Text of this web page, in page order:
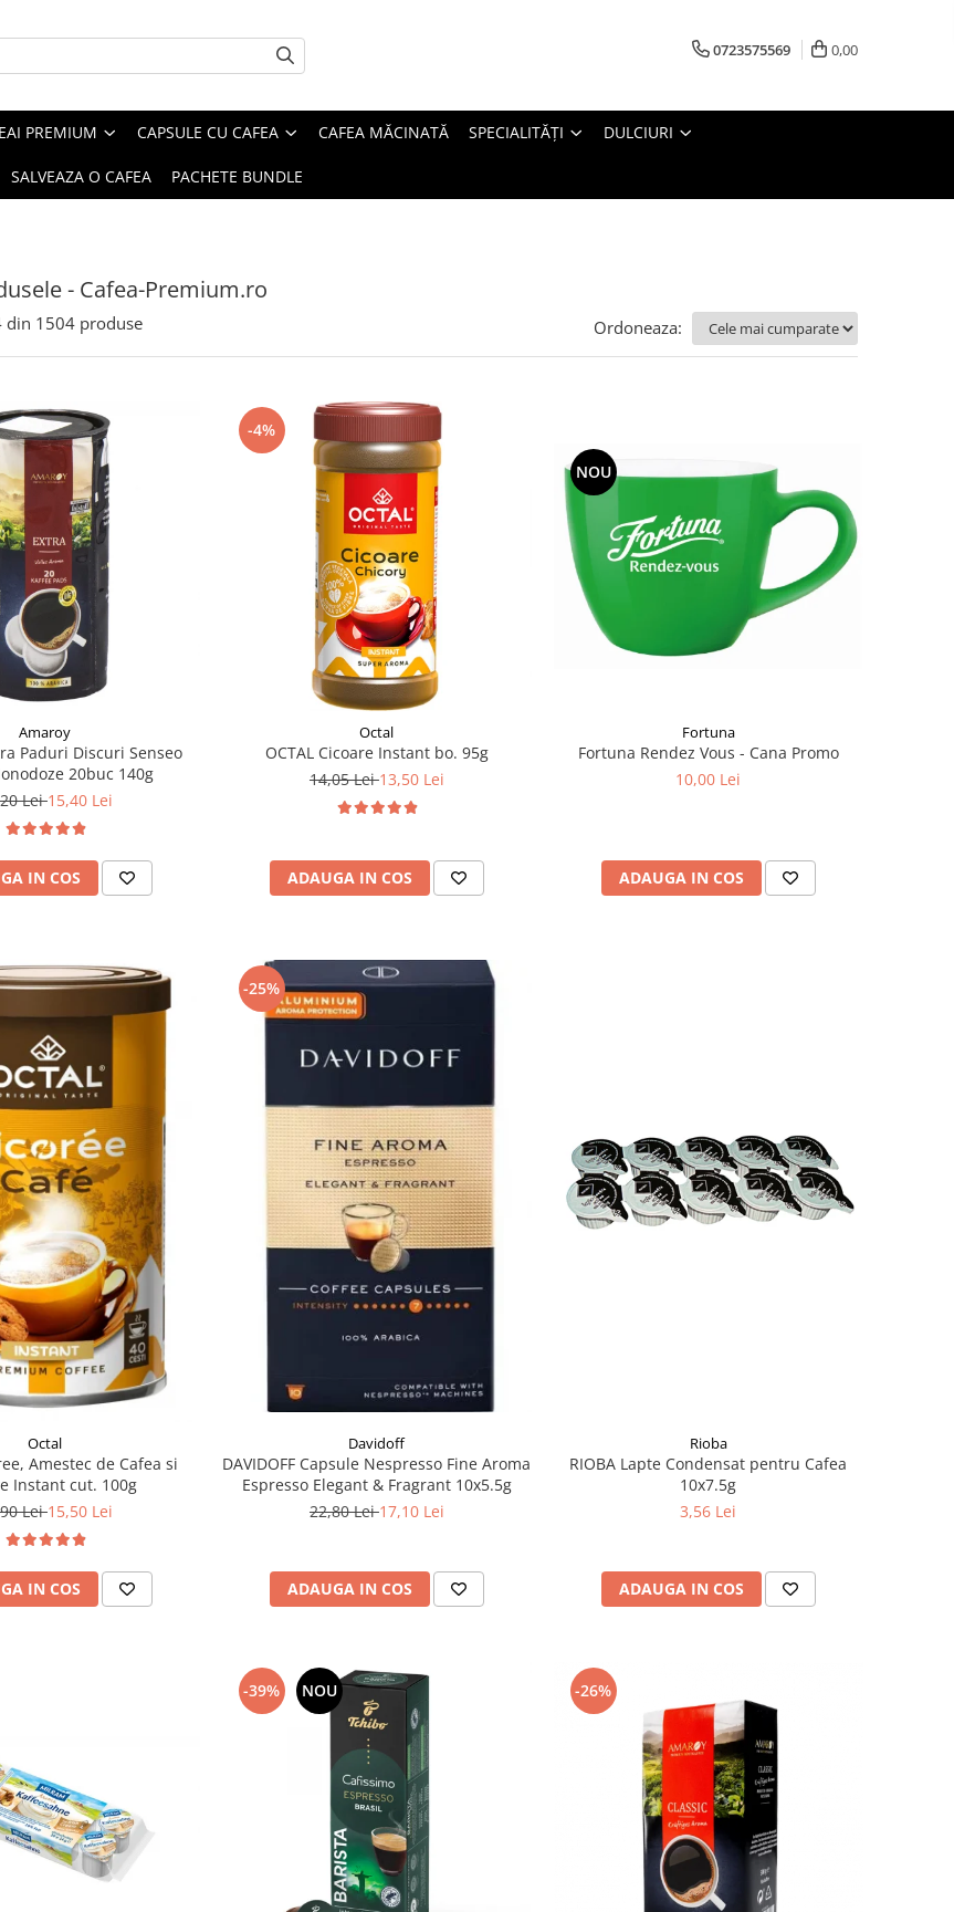
0723575569 0,00
PREMIUM CAPSULE CU CAFEA CAFEA MĂCINATĂ SPECIALITĂȚI DULCIURI
SALVEAZA O CAFEA PACHETE BUNDLE
- Cafea-Premium.ro
din 1504 produse Ordoneaza:
Amaroy
Paduri Discuri Senseo
20buc 140g
Lei15,40 Lei
IN COS
-4%
Octal
OCTAL Cicoare Instant bo. 95g
14,05 Lei13,50 Lei
ADAUGA IN COS
NOU
Fortuna
Fortuna Rendez Vous - Cana Promo
10,00 Lei
ADAUGA IN COS
Octal
Amestec de Cafea si
Instant cut. 100g
Lei15,50 Lei
IN COS
-25%
Davidoff
DAVIDOFF Capsule Nespresso Fine Aroma
Espresso Elegant & Fragrant 10x5.5g
22,80 Lei17,10 Lei
ADAUGA IN COS
Rioba
RIOBA Lapte Condensat pentru Cafea
10x7.5g
3,56 Lei
ADAUGA IN COS
-39% NOU -26%